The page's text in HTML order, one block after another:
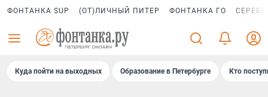
ФОНТАНКА SUP (ОТ)ЛИЧНЫЙ ПИТЕР ФОНТАНКА ГО
Куда пойти на выходных Образование в Петербурге Кто